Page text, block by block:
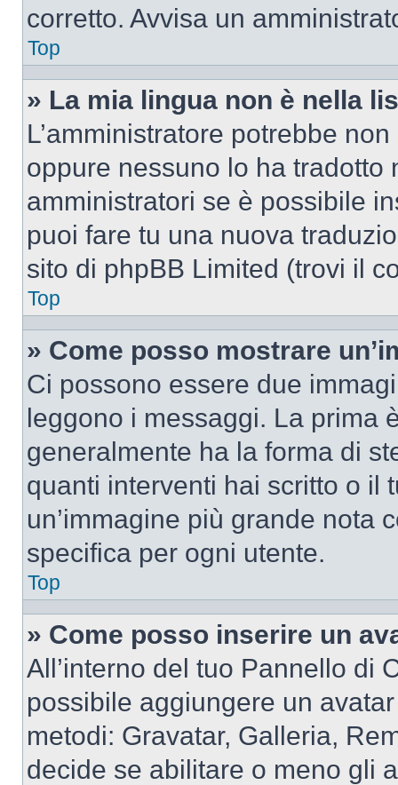
corretto. Avvisa un
Top
» La mia lingua non è nella
L’amministratore potrebbe
oppure nessuno lo ha
amministratori se è possibile
puoi fare tu una nuova
sito di phpBB Limited (trovi il
Top
» Come posso mostrare
Ci possono essere due
leggono i messaggi. La prima
generalmente ha la forma di
quanti interventi hai scritto o il
un’immagine più grande nota
specifica per ogni utente.
Top
» Come posso inserire un
All’interno del tuo Pannello di
possibile aggiungere un
metodi: Gravatar, Galleria,
decide se abilitare o meno gli